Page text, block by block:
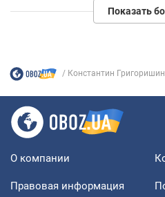
Показать
Константин Григоришин
О компании
Правовая информация